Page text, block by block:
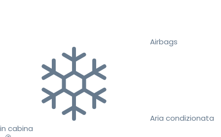
Airbags
Aria condizionata
in cabina